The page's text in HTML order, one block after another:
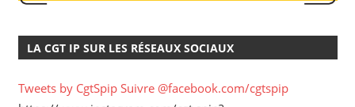
LA CGT IP SUR LES RÉSEAUX SOCIAUX
Tweets by CgtSpip Suivre @facebook.com/cgtspip